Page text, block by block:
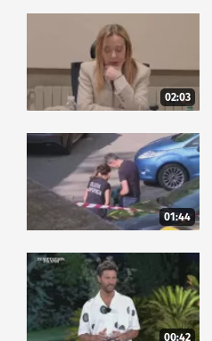
02:03
01:44
00:42